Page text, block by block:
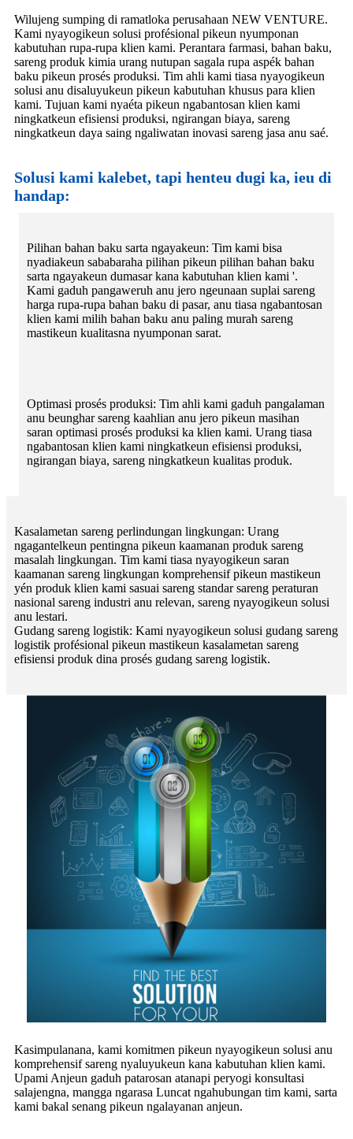
Wilujeng sumping di ramatloka perusahaan NEW VENTURE.
Kami nyayogikeun solusi profésional pikeun nyumponan
kabutuhan rupa-rupa klien kami. Perantara farmasi, bahan baku,
sareng produk kimia urang nutupan sagala rupa aspék bahan
baku pikeun prosés produksi. Tim ahli kami tiasa nyayogikeun
solusi anu disaluyukeun pikeun kabutuhan khusus para klien
kami. Tujuan kami nyaéta pikeun ngabantosan klien kami
ningkatkeun efisiensi produksi, ngirangan biaya, sareng
ningkatkeun daya saing ngaliwatan inovasi sareng jasa anu saé.
Solusi kami kalebet, tapi henteu dugi ka, ieu di
handap:
Pilihan bahan baku sarta ngayakeun: Tim kami bisa
nyadiakeun sababaraha pilihan pikeun pilihan bahan baku
sarta ngayakeun dumasar kana kabutuhan klien kami '.
Kami gaduh pangaweruh anu jero ngeunaan suplai sareng
harga rupa-rupa bahan baku di pasar, anu tiasa ngabantosan
klien kami milih bahan baku anu paling murah sareng
mastikeun kualitasna nyumponan sarat.
Optimasi prosés produksi: Tim ahli kami gaduh pangalaman
anu beunghar sareng kaahlian anu jero pikeun masihan
saran optimasi prosés produksi ka klien kami. Urang tiasa
ngabantosan klien kami ningkatkeun efisiensi produksi,
ngirangan biaya, sareng ningkatkeun kualitas produk.
Kasalametan sareng perlindungan lingkungan: Urang
ngagantelkeun pentingna pikeun kaamanan produk sareng
masalah lingkungan. Tim kami tiasa nyayogikeun saran
kaamanan sareng lingkungan komprehensif pikeun mastikeun
yén produk klien kami sasuai sareng standar sareng peraturan
nasional sareng industri anu relevan, sareng nyayogikeun solusi
anu lestari.
Gudang sareng logistik: Kami nyayogikeun solusi gudang sareng
logistik profésional pikeun mastikeun kasalametan sareng
efisiensi produk dina prosés gudang sareng logistik.
Kasimpulanana, kami komitmen pikeun nyayogikeun solusi anu
komprehensif sareng nyaluyukeun kana kabutuhan klien kami.
Upami Anjeun gaduh patarosan atanapi peryogi konsultasi
salajengna, mangga ngarasa Luncat ngahubungan tim kami, sarta
kami bakal senang pikeun ngalayanan anjeun.